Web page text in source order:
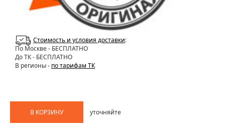
Стоимость и условия доставки:
По Москве- БЕСПЛАТНО
До ТК - БЕСПЛАТНО
В регионы - по тарифам ТК
В КОРЗИНУ уточняйте